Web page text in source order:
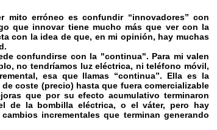
erróneo es confundir “innovadores” con
que innovar tiene mucho más que ver con la
con la idea de que, en mi opinión, hay muchas
confundirse con la "continua". Para mi valen
no tendríamos luz eléctrica, ni teléfono móvil,
esa que llamas “continua”. Ella es la
coste (precio) hasta que fuera comercializable
que por su efecto acumulativo terminaron
de la bombilla eléctrica, o el váter, pero hay
incrementales que terminan generando